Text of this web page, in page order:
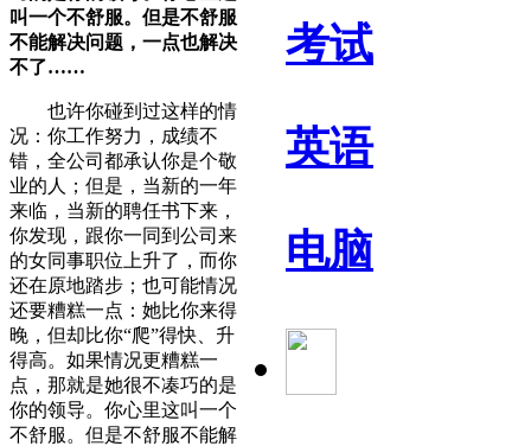
考试
英语
电脑
叫一个不舒服。但是不舒服
不能解决问题，一点也解决
不了……
也许你碰到过这样的情
况：你工作努力，成绩不
错，全公司都承认你是个敬
业的人；但是，当新的一年
来临，当新的聘任书下来，
你发现，跟你一同到公司来
的女同事职位上升了，而你
还在原地踏步；也可能情况
还要糟糕一点：她比你来得
晚，但却比你“爬”得快、升
得高。如果情况更糟糕一
点，那就是她很不凑巧的是
你的领导。你心里这叫一个
不舒服。但是不舒服不能解